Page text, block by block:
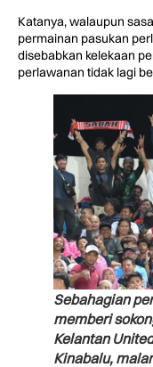
Katanya, walaupun
permainan pasukan
disebabkan kelekaan
perlawanan tidak lagi
Sebahagian
memberi
Kelantan
Kinabalu,